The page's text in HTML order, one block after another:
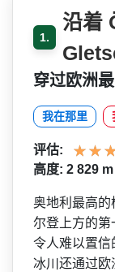
1.
沿着
穿过欧洲
我在那里
评估:
高度: 2 829
奥地利最高的
尔登上方的第
令人难以置信
冰川还通过欧